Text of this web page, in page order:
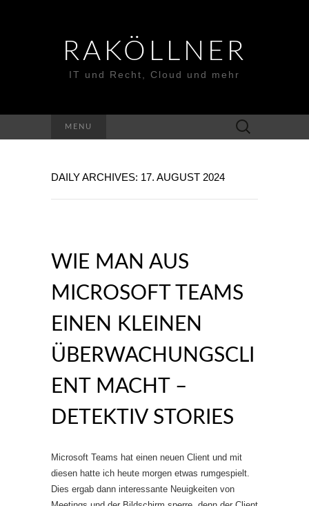
RAKÖLLNER
IT und Recht, Cloud und mehr
MENU
Suchen
nach:
DAILY ARCHIVES: 17. AUGUST 2024
WIE MAN AUS
MICROSOFT TEAMS
EINEN KLEINEN
ÜBERWACHUNGSCLI
ENT MACHT –
DETEKTIV STORIES
Microsoft Teams hat einen neuen Client und mit
diesen hatte ich heute morgen etwas rumgespielt.
Dies ergab dann interessante Neuigkeiten von